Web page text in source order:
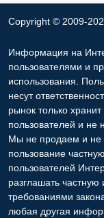
Copyright © 2009-
Информация на
пользователями и
использования.
несут
рынок только
пользователей и не
Мы не продаем и не
пользование
пользователей
разглашать
требованиями
любая другая